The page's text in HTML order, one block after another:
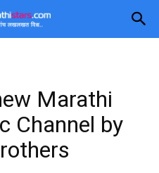
Marathi
Channel by